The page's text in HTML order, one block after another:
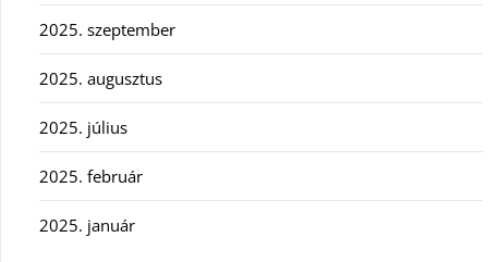
2025. szeptember
2025. augusztus
2025. július
2025. február
2025. január